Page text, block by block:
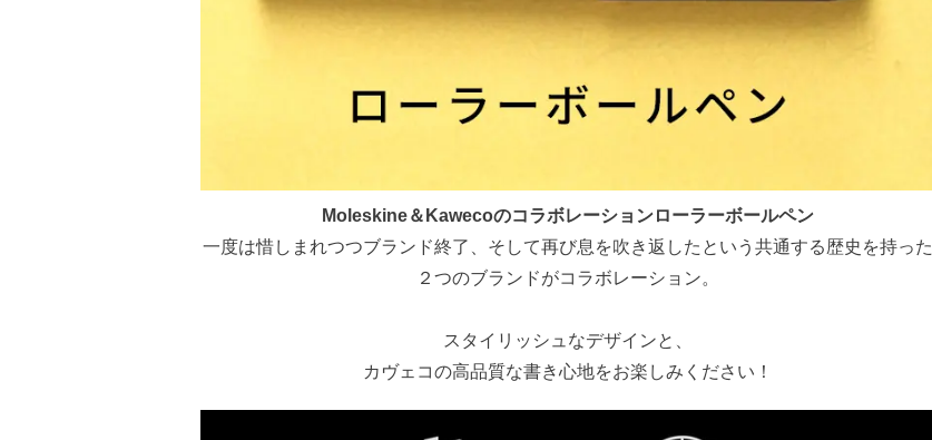
Moleskine＆Kawecoのコラボレーションローラーボールペン
一度は惜しまれつつブランド終了、そして再び息を吹き返したという共通する歴史を持った
２つのブランドがコラボレーション。
スタイリッシュなデザインと、
カヴェコの高品質な書き心地をお楽しみください！